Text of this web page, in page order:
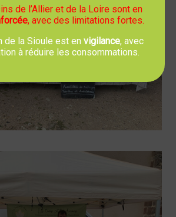
de l’Allier et de la Loire sont en
, avec des limitations fortes.
de la Sioule est en vigilance, avec
à réduire les consommations.